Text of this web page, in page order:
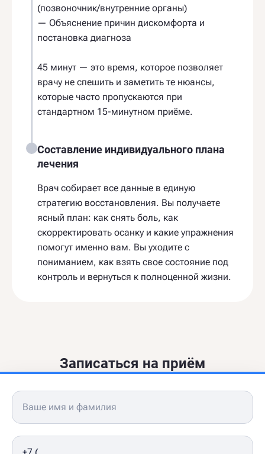
(позвоночник/внутренние органы)
— Объяснение причин дискомфорта и
постановка диагноза
45 минут — это время, которое позволяет
врачу не спешить и заметить те нюансы,
которые часто пропускаются при
стандартном 15-минутном приёме.
Составление индивидуального плана
лечения
Врач собирает все данные в единую
стратегию восстановления. Вы получаете
ясный план: как снять боль, как
скорректировать осанку и какие упражнения
помогут именно вам. Вы уходите с
пониманием, как взять свое состояние под
контроль и вернуться к полноценной жизни.
Записаться на приём